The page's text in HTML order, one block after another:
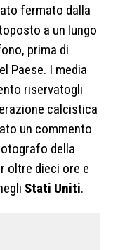
fermato dalla
a un lungo
prima di
Paese. I media
riservatogli
calcistica
un commento
della
oltre dieci ore e
Stati Uniti.